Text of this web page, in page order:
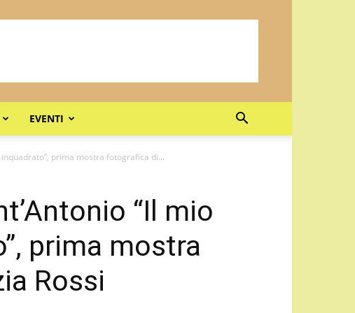
EVENTI
prima mostra fotografica di...
“Il mio
prima mostra
Rossi